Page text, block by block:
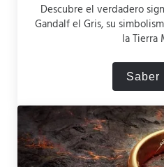
Descubre el verdadero
Gandalf el Gris, su
la Tierra
Saber